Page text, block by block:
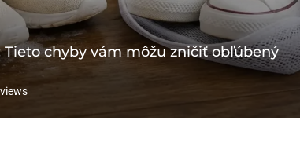
chyby vám môžu zničiť obľúbený
views